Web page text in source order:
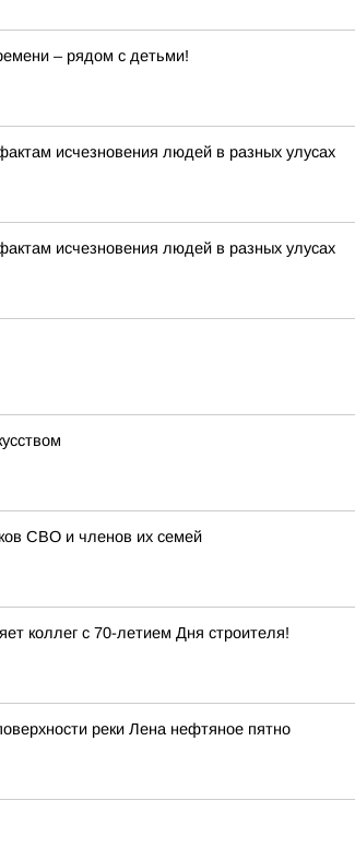
– рядом с детьми!
исчезновения людей в разных улусах
исчезновения людей в разных улусах
СВО и членов их семей
коллег с 70-летием Дня строителя!
реки Лена нефтяное пятно